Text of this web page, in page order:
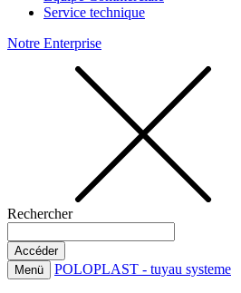
Service technique
Notre Enterprise
Rechercher
Menü POLOPLAST - tuyau systeme